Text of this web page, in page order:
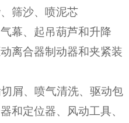
筛沙、喷泥芯
幕、起吊葫芦和升降
离合器制动器和夹紧装
屑、喷气清洗、驱动包
和定位器、风动工具、